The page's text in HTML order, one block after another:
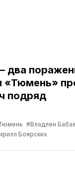
два
«Тюмень»
подряд
#Владлен
Боярских